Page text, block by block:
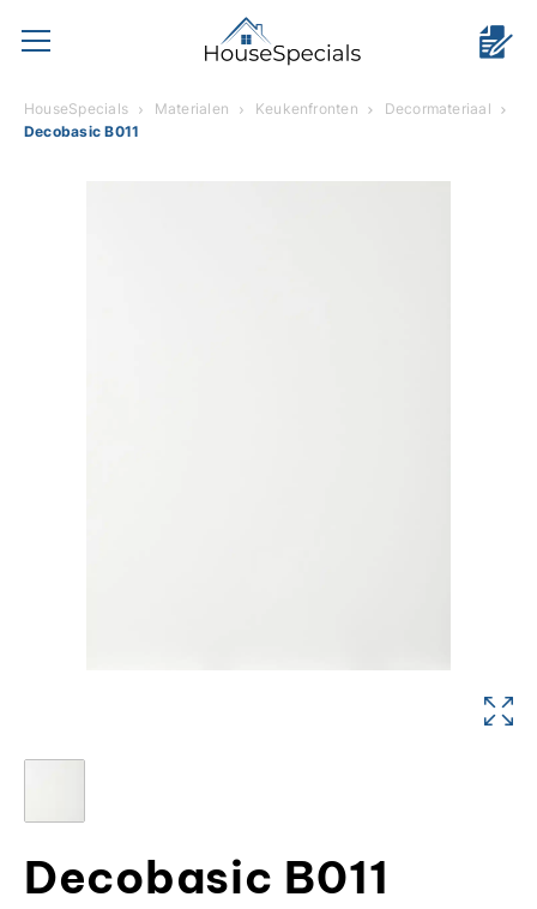
HouseSpecials Materialen Keukenfronten
Decormateriaal
Decobasic B011
Decobasic B011